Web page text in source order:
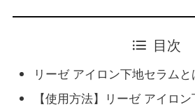
目次
リーゼ アイロン下地セラムと
【使用方法】リーゼ アイロ